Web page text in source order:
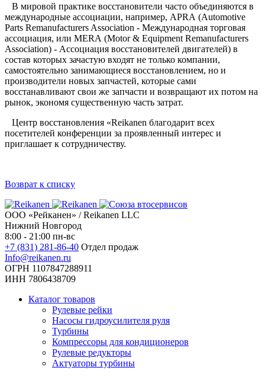
В мировой практике восстановители часто объединяются в
международные ассоциации, например, APRA (Automotive
Parts Remanufacturers Association - Международная торговая
ассоциация, или MERA (Motor& Equipment Remanufacturers
Association) - Ассоциация восстановителей двигателей) в
состав которых зачастую входят не только компании,
самостоятельно занимающиеся восстановлением, но и
производители новых запчастей, которые сами
восстанавливают свои же запчасти и возвращают их потом на
рынок, экономя существенную часть затрат.
Центр восстановления «Reikanen благодарит всех
посетителей конференции за проявленный интерес и
приглашает к сотрудничеству.
Возврат к списку
ООО «Рейканен» / Reikanen LLC
Нижний Новгород
8:00 - 21:00 пн-вс
+7 (831) 281-86-40 Отдел продаж
Info@reikanen.ru
ОГРН 1107847288911
ИНН 7806438709
Каталог товаров
Рулевые рейки
Насосы гидроусилителя руля
Турбины
Компрессоры для кондиционеров
Рулевые редукторы
Актуаторы турбины